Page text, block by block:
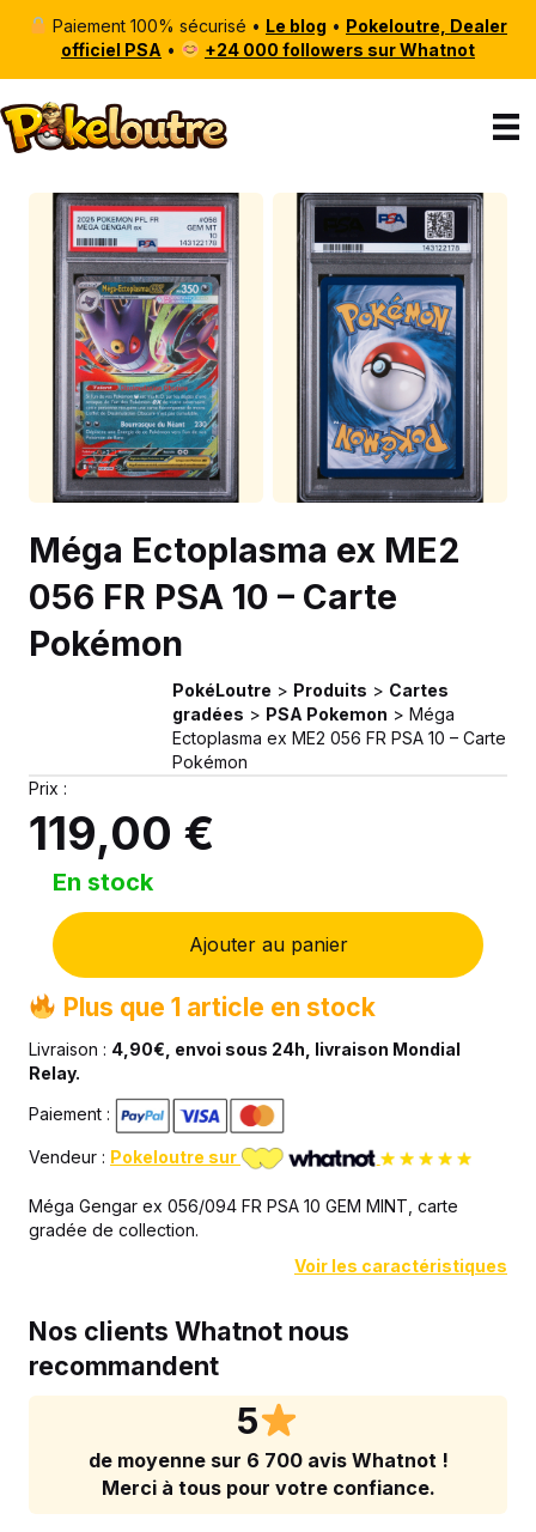
Paiement 100% sécurisé • Le blog • Pokeloutre, Dealer
officiel PSA • +24 000 followers sur Whatnot
Méga Ectoplasma ex ME2
056 FR PSA 10 – Carte
Pokémon
PokéLoutre > Produits > Cartes
gradées > PSA Pokemon > Méga
Ectoplasma ex ME2 056 FR PSA 10 – Carte
Pokémon
Prix :
119,00 €
En stock
quantité
de
Méga
Ectoplasma
ex
ME2
056
FR
PSA
-
Pokémon
Ajouter au panier
Plus que 1 article en stock
Livraison : 4,90€, envoi sous 24h, livraison Mondial
Relay.
Paiement :
Vendeur : Pokeloutre sur
Méga Gengar ex 056/094 FR PSA 10 GEM MINT, carte
gradée de collection.
Voir les caractéristiques
Nos clients Whatnot nous
recommandent
5
de moyenne sur 6 700 avis Whatnot !
Merci à tous pour votre confiance.